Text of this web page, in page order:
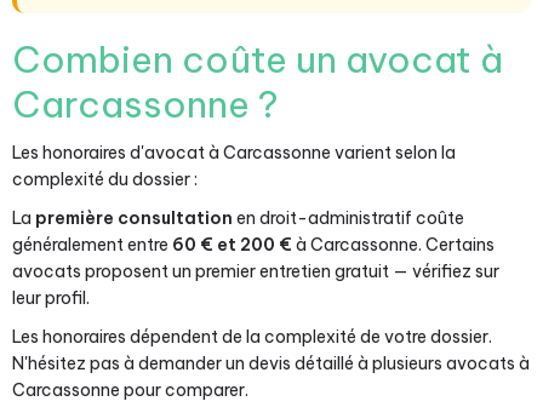
Combien coûte un avocat à
Carcassonne ?
Les honoraires d'avocat à Carcassonne varient selon la
complexité du dossier :
La première consultation en droit-administratif coûte
généralement entre 60 € et 200 € à Carcassonne. Certains
avocats proposent un premier entretien gratuit — vérifiez sur
leur profil.
Les honoraires dépendent de la complexité de votre dossier.
N'hésitez pas à demander un devis détaillé à plusieurs avocats à
Carcassonne pour comparer.